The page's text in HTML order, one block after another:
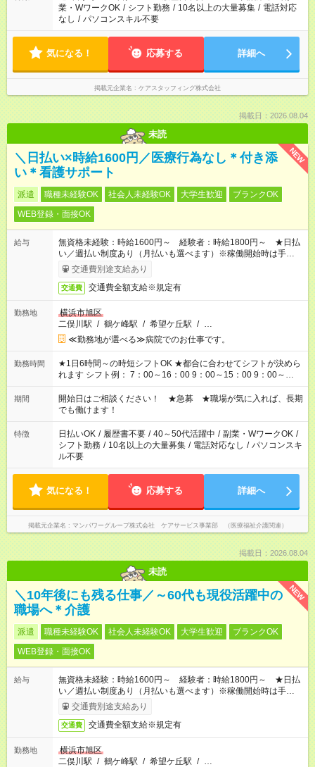
業・WワークOK / シフト勤務 / 10名以上の大量募集 / 電話対応
なし / パソコンスキル不要
気になる！ 応募する 詳細へ
掲載元企業名 ケアスタッフィング株式会社
掲載日：2026.08.04
未読
NEW
＼日払い×時給1600円／医療行為なし＊付き添
い＊看護サポート
派遣 職種未経験OK 社会人未経験OK 大学生歓迎
ブランクOK
WEB登録・面接OK
給与
無資格未経験：時給1600円～ 経験者：時給1800円～ ★日払
い／週払い制度あり（月払いも選べます）※稼働開始時は手続き
完了次第のお支払いとなります。
交通費別途支給あり
交通費 交通費全額支給※規定有
勤務地
横浜市旭区
二俣川駅 / 鶴ケ峰駅 / 希望ケ丘駅 / …
≪勤務地が選べる≫病院でのお仕事です。
勤務時間
★1日6時間～の時短シフトOK ★都合に合わせてシフトが決めら
れます シフト例： 7：00～16：00 9：00～15：00 9：00～
18：00 11：00～20：00 など ※Wワークの場合、他のお仕事と
合わせ週40時間超の就業はご案内できません ※法令に基づき、
週20時間以上勤務は社会保険への加入対象となります ※労働者
派遣法（日雇い派遣の原則禁止）により、短時間・短期間の就
業はご案内が難しい場合があります
期間
開始日はご相談ください！ ★急募 ★職場が気に入れば、長期
でも働けます！
特徴 日払いOK / 履歴書不要 / 40～50代活躍中 / 副業・WワークOK /
シフト勤務 / 10名以上の大量募集 / 電話対応なし / パソコンスキ
ル不要
気になる！ 応募する 詳細へ
掲載元企業名 マンパワーグループ株式会社 ケアサービス事業部 （医療福祉介護関連）
掲載日：2026.08.04
未読
NEW
＼10年後にも残る仕事／～60代も現役活躍中の
職場へ＊介護
派遣 職種未経験OK 社会人未経験OK 大学生歓迎
ブランクOK
WEB登録・面接OK
給与
無資格未経験：時給1600円～ 経験者：時給1800円～ ★日払
い／週払い制度あり（月払いも選べます）※稼働開始時は手続き
完了次第のお支払いとなります。
交通費別途支給あり
交通費 交通費全額支給※規定有
勤務地
横浜市旭区
二俣川駅 / 鶴ケ峰駅 / 希望ケ丘駅 / …